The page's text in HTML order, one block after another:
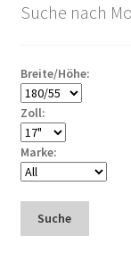
Suche nach
Breite/Höhe:
Zoll:
Marke:
Suche